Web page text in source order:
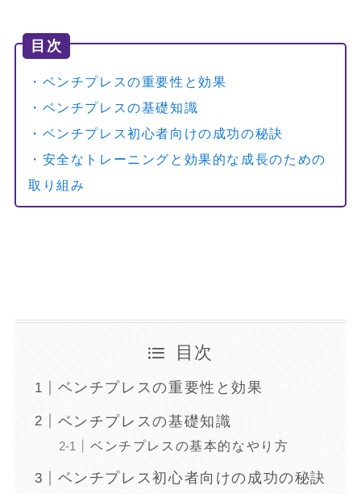
目次
・ベンチプレスの重要性と効果
・ベンチプレスの基礎知識
・ベンチプレス初心者向けの成功の秘訣
・安全なトレーニングと効果的な成長のための
取り組み
目次
ベンチプレスの重要性と効果
ベンチプレスの基礎知識
ベンチプレスの基本的なやり方
ベンチプレス初心者向けの成功の秘訣